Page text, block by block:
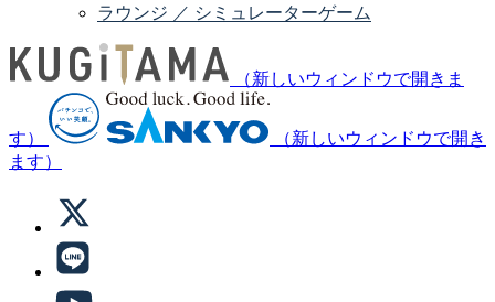
ラウンジ ／ シミュレーターゲーム
（新しいウィンドウで開きま
す）
（新しいウィンドウで開き
ます）